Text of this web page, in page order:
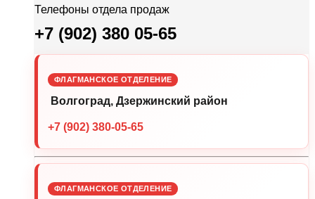
Телефоны отдела продаж
+7 (902) 380 05-65
ФЛАГМАНСКОЕ ОТДЕЛЕНИЕ
Волгоград, Дзержинский район
+7 (902) 380-05-65
ФЛАГМАНСКОЕ ОТДЕЛЕНИЕ